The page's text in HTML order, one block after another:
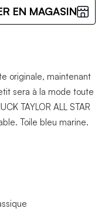
EN MAGASIN
originale, maintenant
sera à la mode toute
TAYLOR ALL STAR
Toile bleu marine.